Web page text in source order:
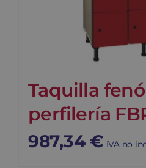
Taquilla
perfilería
987,34 € IVA no